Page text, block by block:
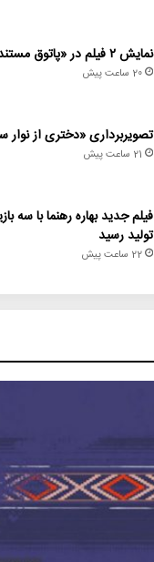
نمایش ۲ فیلم در «پاتوق مستند»
20 ساعت پیش
تصویربرداری «دختری از نوار
21 ساعت پیش
فیلم جدید بهاره رهنما با سه
تولید رسید
22 ساعت پیش